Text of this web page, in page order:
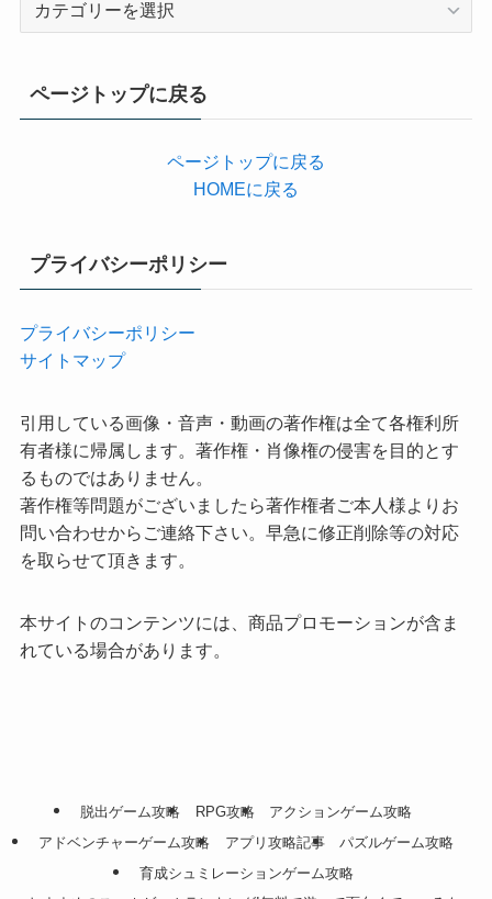
ページトップに戻る
ページトップに戻る
HOMEに戻る
プライバシーポリシー
プライバシーポリシー
サイトマップ
引用している画像・音声・動画の著作権は全て各権利所
有者様に帰属します。著作権・肖像権の侵害を目的とす
るものではありません。
著作権等問題がございましたら著作権者ご本人様よりお
問い合わせからご連絡下さい。早急に修正削除等の対応
を取らせて頂きます。
本サイトのコンテンツには、商品プロモーションが含ま
れている場合があります。
脱出ゲーム攻略 RPG攻略
アクションゲーム攻略
アドベンチャーゲーム攻略
アプリ攻略記事
パズルゲーム攻略
育成シュミレーションゲーム攻略